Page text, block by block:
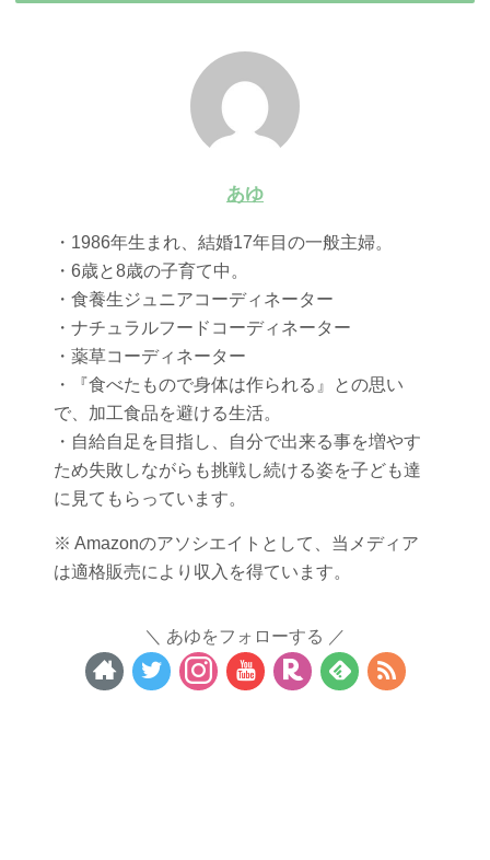
あゆ
・1986年生まれ、結婚17年目の一般主婦。
・6歳と8歳の子育て中。
・食養生ジュニアコーディネーター
・ナチュラルフードコーディネーター
・薬草コーディネーター
・『食べたもので身体は作られる』との思い
で、加工食品を避ける生活。
・自給自足を目指し、自分で出来る事を増やす
ため失敗しながらも挑戦し続ける姿を子ども達
に見てもらっています。
※ Amazonのアソシエイトとして、当メディア
は適格販売により収入を得ています。
あゆをフォローする